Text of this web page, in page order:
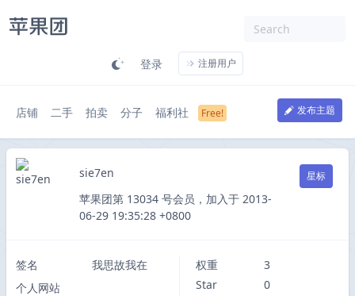
登录 注册用户
店铺 二手 拍卖 分子 福利社 发布主题
sie7en
苹果团第 13034 号会员，加入于 2013-
06-29 19:35:28 +0800
星标
签名
我思故我在
个人网站
权重
3
Star
0